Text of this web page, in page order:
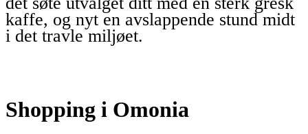
kaffe, og nyt en avslappende stund midt
i det travle miljøet.
Shopping i Omonia